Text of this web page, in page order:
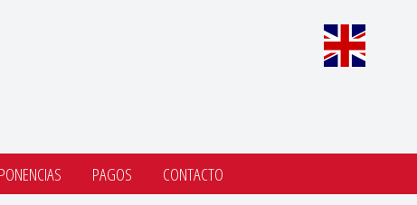
PONENCIAS PAGOS CONTACTO